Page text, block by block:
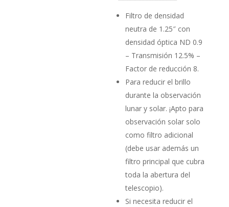
Filtro de densidad
neutra de 1.25″ con
densidad óptica ND 0.9
– Transmisión 12.5% –
Factor de reducción 8.
Para reducir el brillo
durante la observación
lunar y solar. ¡Apto para
observación solar solo
como filtro adicional
(debe usar además un
filtro principal que cubra
toda la abertura del
telescopio).
Si necesita reducir el